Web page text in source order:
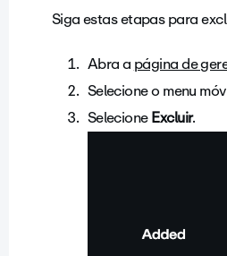
Siga estas etapas para
Abra apágina de
Selecione o menu
SelecioneExcluir.